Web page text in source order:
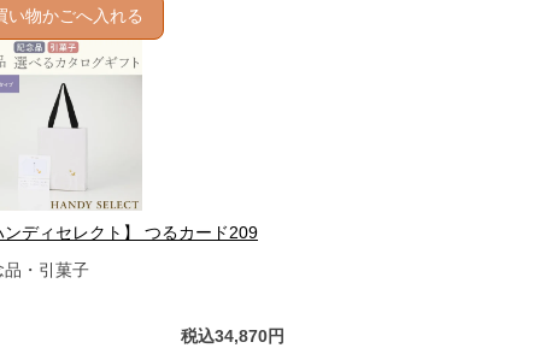
い物かごへ入れる
ンディセレクト】 つるカード209
品・引菓子
税込34,870円